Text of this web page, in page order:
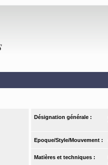
Désignation générale :
Epoque/Style/Mouvement :
Matières et techniques :